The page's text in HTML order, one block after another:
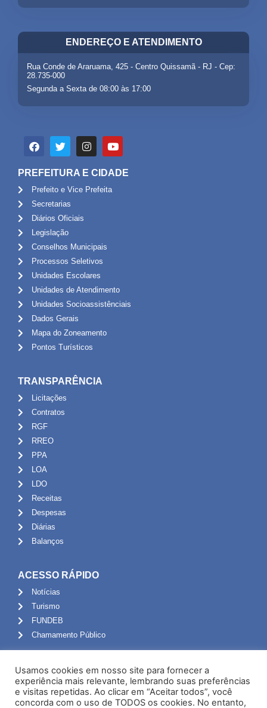
ENDEREÇO E ATENDIMENTO
Rua Conde de Araruama, 425 - Centro Quissamã - RJ - Cep:
28.735-000
Segunda a Sexta de 08:00 às 17:00
PREFEITURA E CIDADE
Prefeito e Vice Prefeita
Secretarias
Diários Oficiais
Legislação
Conselhos Municipais
Processos Seletivos
Unidades Escolares
Unidades de Atendimento
Unidades Socioassistênciais
Dados Gerais
Mapa do Zoneamento
Pontos Turísticos
TRANSPARÊNCIA
Licitações
Contratos
RGF
RREO
PPA
LOA
LDO
Receitas
Despesas
Diárias
Balanços
ACESSO RÁPIDO
Notícias
Turismo
FUNDEB
Chamamento Público
Portal do Servidor
Webmail
Usamos cookies em nosso site para fornecer a
experiência mais relevante, lembrando suas preferências
e visitas repetidas. Ao clicar em “Aceitar todos”, você
concorda com o uso de TODOS os cookies. No entanto,